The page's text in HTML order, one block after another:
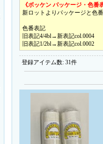
《ボッケン パッケージ・色番
新ロットよりパッケージと色
色番表記
旧表記4/4bl→新表記col.0004
旧表記1/2bl→新表記col.0002
登録アイテム数: 31件